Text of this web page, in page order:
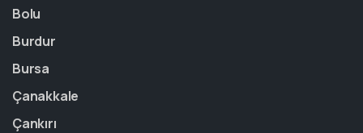
Bolu
Burdur
Bursa
Çanakkale
Çankırı